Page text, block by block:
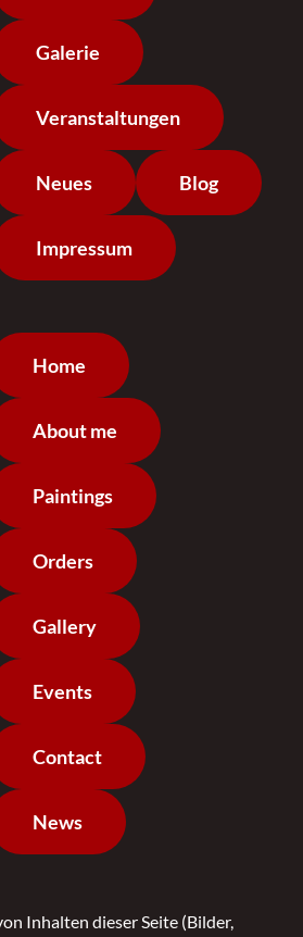
Galerie
Veranstaltungen
Neues Blog
Impressum
Home
About me
Paintings
Orders
Gallery
Events
Contact
News
Inhalten dieser Seite (Bilder,